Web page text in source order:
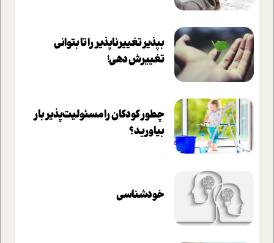
بپذير تغييرناپذير را تا بتواني
تغييرش دهي!‏
چطور کودکان را مسئولیت‌پذیر بار
بیاورید؟
خودشناسی